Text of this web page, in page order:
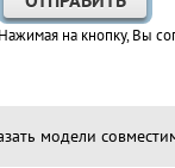
Нажимая на кнопку, Вы
модели